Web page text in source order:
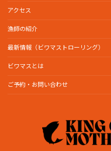
アクセス
漁師の紹介
最新情報（ビワマストローリング）
ビワマスとは
ご予約・お問い合わせ